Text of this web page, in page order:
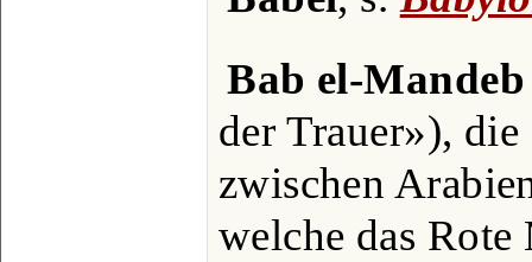
Bab el-Mandeb
der Trauer»),
zwischen
welche das